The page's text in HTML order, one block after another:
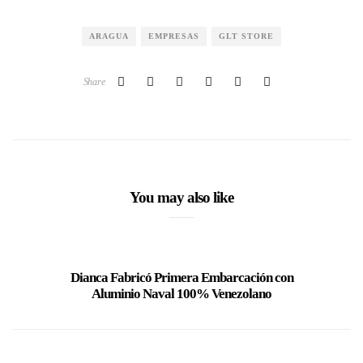
ARAGUA EMPRESAS GLT STORE
Share
You may also like
Dianca Fabricó Primera Embarcación con
Aluminio Naval 100% Venezolano